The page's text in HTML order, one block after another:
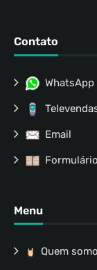
Contato
WhatsApp
Email
Formulário
Menu
Quem